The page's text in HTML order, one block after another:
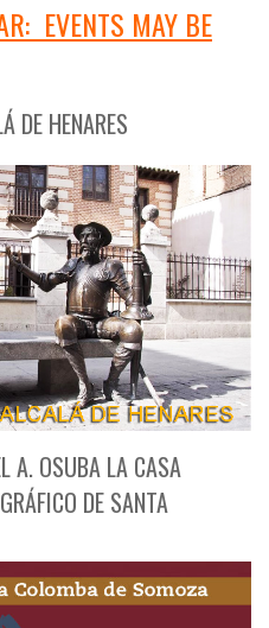
EVENTS MAY BE
DE HENARES
A. OSUBA LA CASA
DE SANTA